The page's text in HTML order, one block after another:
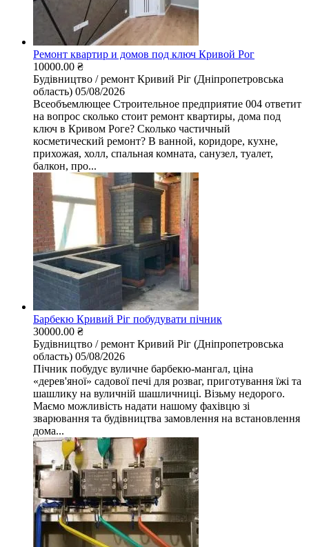
Ремонт квартир и домов под ключ Кривой Рог
10000.00 ₴
Будівництво / ремонт Кривий Ріг (Дніпропетровська
область) 05/08/2026
Всеобъемлющее Строительное предприятие 004 ответит
на вопрос сколько стоит ремонт квартиры, дома под
ключ в Кривом Роге? Сколько частичный
косметический ремонт? В ванной, коридоре, кухне,
прихожая, холл, спальная комната, санузел, туалет,
балкон, про...
Барбекю Кривий Ріг побудувати пічник
30000.00 ₴
Будівництво / ремонт Кривий Ріг (Дніпропетровська
область) 05/08/2026
Пічник побудує вуличне барбекю-мангал, ціна
«дерев'яної» садової печі для розваг, приготування їжі та
шашлику на вуличній шашличниці. Візьму недорого.
Маємо можливість надати нашому фахівцю зі
зварювання та будівництва замовлення на встановлення
дома...